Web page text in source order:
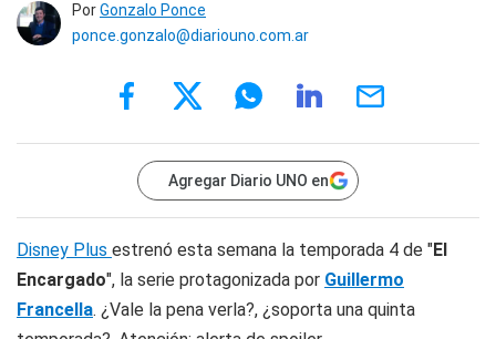
PorGonzalo Ponce
ponce.gonzalo@diariouno.com.ar
Agregar Diario UNO en
Disney Plus estrenó esta semana la temporada 4 de "El
Encargado", la serie protagonizada por Guillermo
Francella. ¿Vale la pena verla?, ¿soporta una quinta